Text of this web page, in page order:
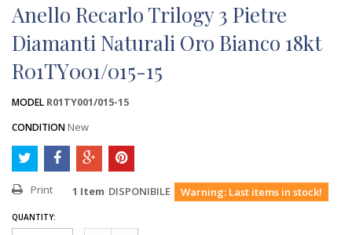
Anello Recarlo Trilogy 3 Pietre
Diamanti Naturali Oro Bianco 18kt
R01TY001/015-15
MODEL R01TY001/015-15
CONDITION New
Print 1 Item DISPONIBILE Warning: Last items in stock!
QUANTITY: